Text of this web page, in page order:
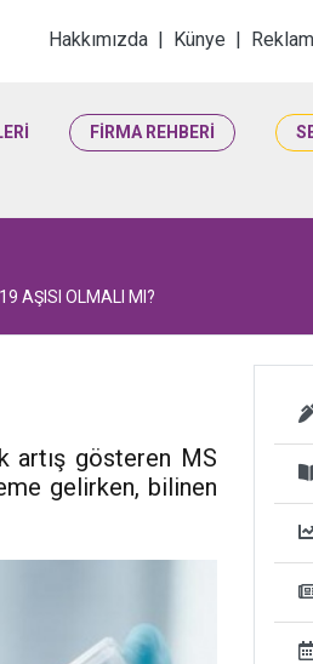
Bilimleri
Hakkımızda | Künye | Reklam
FİRMA REHBERİ
AŞISI OLMALI MI?
artış gösteren MS
gelirken, bilinen